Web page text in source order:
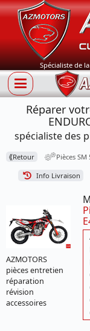
Spécialiste de
Réparer
spécialiste des
⟪Retour Pièces SM
Info Livraison
AZMOTORS
pièces entretien
réparation
révision
accessoires